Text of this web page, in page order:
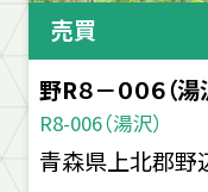
売買
野R８－００６（湯
R8-006（湯沢）
青森県上北郡野